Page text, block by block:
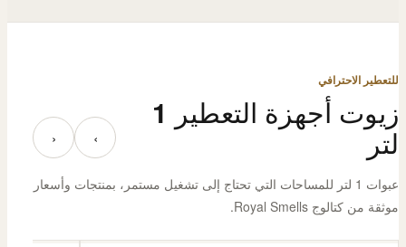
للتعطير الاحترافي
زيوت أجهزة التعطير 1
لتر
عبوات 1 لتر للمساحات التي تحتاج إلى تشغيل مستمر، بمنتجات وأسعار
موثقة من كتالوج Royal Smells.
›
‹